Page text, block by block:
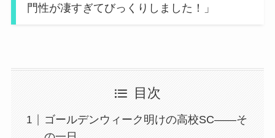
門性が凄すぎてびっくりしました！」
目次
ゴールデンウィーク明けの高校SC——そ